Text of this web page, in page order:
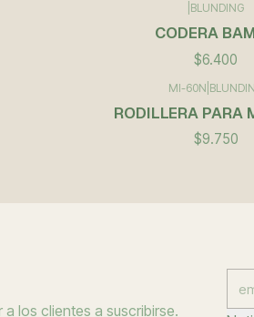
BLUNDING
CODERA
$6.400
MI-60N
RODILLERA PARA
$9.750
los clientes a suscribirse.